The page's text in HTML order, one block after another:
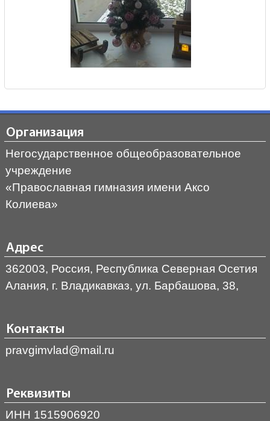
Организация
Негосударственное общеобразовательное
учреждение
«Православная гимназия имени Аксо
Колиева»
Адрес
362003, Россия, Республика Северная Осетия
Алания, г. Владикавказ, ул. Барбашова, 38,
Контакты
pravgimvlad@mail.ru
Реквизиты
ИНН 1515906920